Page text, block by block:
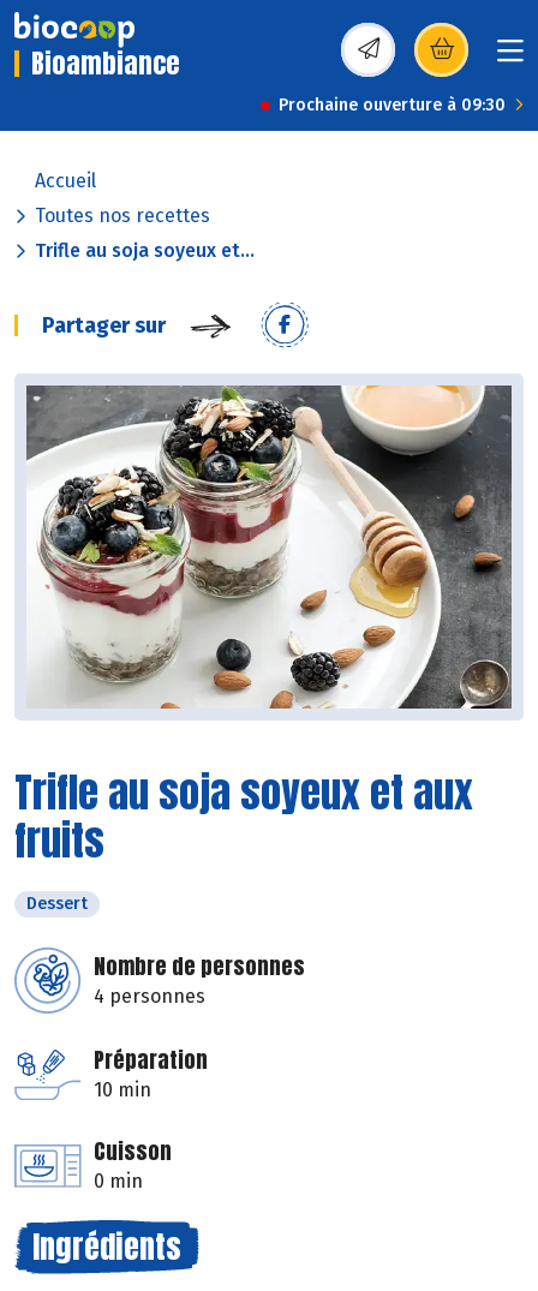
Bioambiance (s’ouvre dans une
Prochaine ouverture à 09:30
Accueil
Toutes nos recettes
Trifle au soja soyeux et...
Partager sur
Trifle au soja soyeux et aux
fruits
Dessert
Nombre de personnes
4 personnes
Préparation
10 min
Cuisson
0 min
Ingrédients